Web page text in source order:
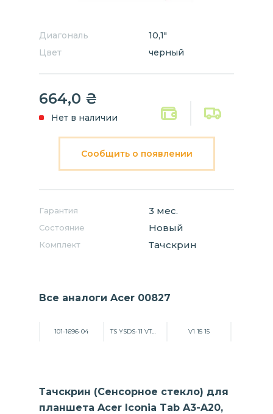
Диагональ
10,1"
Цвет
черный
664,0 ₴
Нет в наличии
Сообщить о появлении
Гарантия 3 мес.
Состояние Новый
Комплект Тачскрин
Все аналоги Acer 00827
101-1696-04 TS YSDS-11 VTM-0 V1 15 15
Тачскрин (Сенсорное стекло) для
планшета Acer Iconia Tab A3-A20,